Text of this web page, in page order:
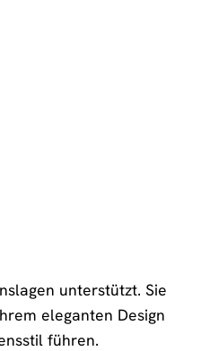
unterstützt. Sie
eleganten Design
führen.